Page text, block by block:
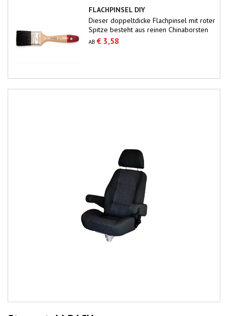
sind.Nur für den professionellen
Einsatz.Sorgen Sie für...
FLACHPINSEL DIY
Dieser doppeltdicke Flachpinsel mit roter
Spitze besteht aus reinen Chinaborsten
mit 60/70 % Tops. Gute Malerqualität
zum Firnissen, Beizen und Lackieren
AB € 3,58